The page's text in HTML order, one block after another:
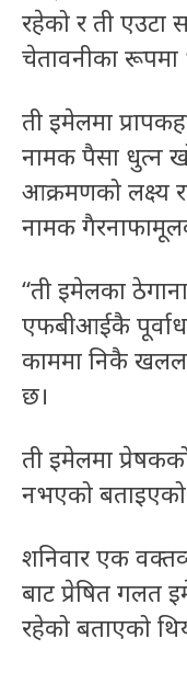
रहेको र ती एउटा
चेतावनीका रूपमा
ती इमेलमा
नामक पैसा धुत्न
आक्रमणको लक्ष्य
नामक
“ती इमेलका
एफबीआईकै
काममा निकै
छ।
ती इमेलमा
नभएको
शनिवार एक
बाट प्रेषित गलत
रहेको बताएको